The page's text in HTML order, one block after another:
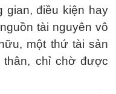
gian, điều kiện hay
tài nguyên vô
một thứ tài sản
chỉ chờ được